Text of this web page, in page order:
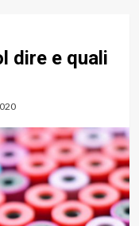
dire e quali